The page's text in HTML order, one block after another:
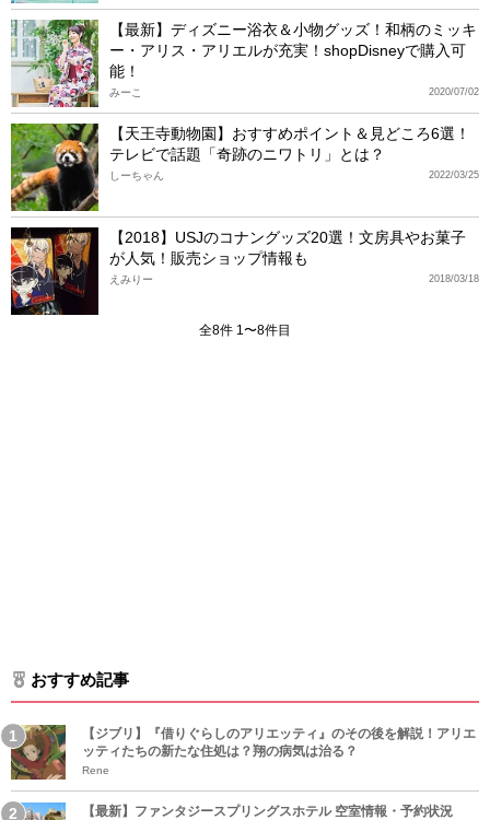
【最新】ディズニー浴衣＆小物グッズ！和柄のミッキ
ー・アリス・アリエルが充実！shopDisneyで購入可
能！
2020/07/02
みーこ
【天王寺動物園】おすすめポイント＆見どころ6選！
テレビで話題「奇跡のニワトリ」とは？
2022/03/25
しーちゃん
【2018】USJのコナングッズ20選！文房具やお菓子
が人気！販売ショップ情報も
2018/03/18
えみりー
全8件 1〜8件目
おすすめ記事
【ジブリ】『借りぐらしのアリエッティ』のその後を解説！アリエ
ッティたちの新たな住処は？翔の病気は治る？
Rene
【最新】ファンタジースプリングスホテル 空室情報・予約状況